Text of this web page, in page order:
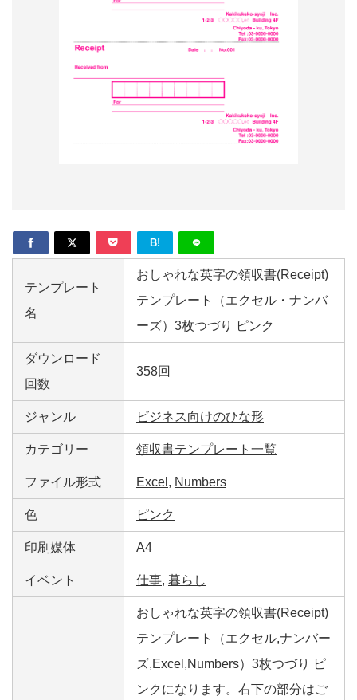
B!
テンプレート
名
おしゃれな英字の領収書(Receipt)
テンプレート（エクセル・ナンバ
ーズ）3枚つづり ピンク
ダウンロード
回数
358回
ジャンル ビジネス向けのひな形
カテゴリー 領収書テンプレート一覧
ファイル形式 Excel , Numbers
色 ピンク
印刷媒体 A4
イベント 仕事, 暮らし
おしゃれな英字の領収書(Receipt)
テンプレート（エクセル,ナンバー
ズ,Excel,Numbers）3枚つづり ピ
ンクになります。右下の部分はご